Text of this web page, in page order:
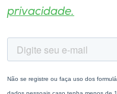
privacidade.